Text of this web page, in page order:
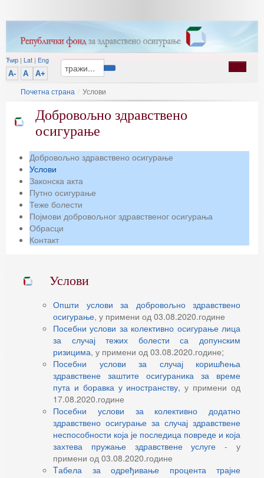
Ћир | Lat | Eng
A-
A A+
Почетна страна / Услови
Добровољно здравствено
осигурање
Добровољно здравствено осигурање
Услови
Законска акта
Путно осигурање
Теже болести
Појмови добровољног здравственог осигурања
Обрасци
Контакт
Услови
Општи услови за добровољно здравствено
осигурање, у примени од 03.08.2020.године
Посебни услови за колективно осигурање лица
за случај тежих болести са допунским
ризицима, у примени од 03.08.2020.године;
Посебни услови за случај коришћења
здравствене заштите осигураника за време
пута и боравка у иностранству, у примени од
17.08.2020.године
Посебни услови за колективно додатно
здравствено осигурање за случај здравствене
неспособности која је последица повреде и која
захтева пружање здравствене услуге - у
примени од 03.08.2020.године
Tабела за одређивање процента трајне